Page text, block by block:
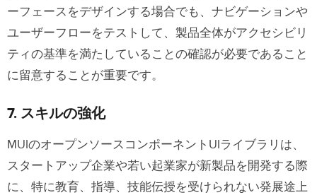
ーフェースをデザインする場合でも、ナビゲーションや
ユーザーフローをテストして、製品全体がアクセシビリ
ティの基準を満たしていることの確認が必要であること
に留意することが重要です。
7. スキルの強化
MUIのオープンソースコンポーネントUIライブラリは、
スタートアップ企業や若い起業家が新製品を開発する際
に、特に教育、指導、技能伝授を受けられない発展途上